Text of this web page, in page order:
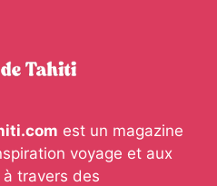
est un magazine
voyage et aux
travers des